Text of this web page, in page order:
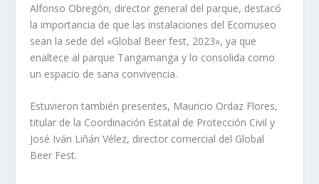
Alfonso Obregón, director general del parque, destacó
la importancia de que las instalaciones del Ecomuseo
sean la sede del «Global Beer fest, 2023», ya que
enaltece al parque Tangamanga y lo consolida como
un espacio de sana convivencia.
Estuvieron también presentes, Mauricio Ordaz Flores,
titular de la Coordinación Estatal de Protección Civil y
José Iván Liñán Vélez, director comercial del Global
Beer Fest.